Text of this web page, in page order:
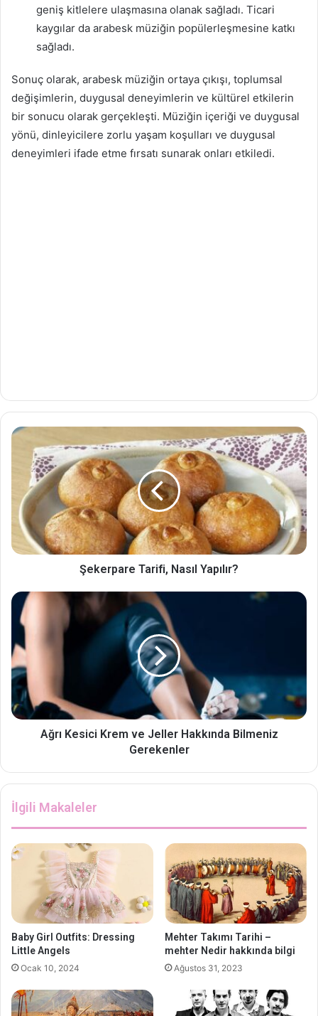
geniş kitlelere ulaşmasına olanak sağladı. Ticari
kaygılar da arabesk müziğin popülerleşmesine katkı
sağladı.
Sonuç olarak, arabesk müziğin ortaya çıkışı, toplumsal
değişimlerin, duygusal deneyimlerin ve kültürel etkilerin
bir sonucu olarak gerçekleşti. Müziğin içeriği ve duygusal
yönü, dinleyicilere zorlu yaşam koşulları ve duygusal
deneyimleri ifade etme fırsatı sunarak onları etkiledi.
Şekerpare Tarifi, Nasıl Yapılır?
Ağrı Kesici Krem ve Jeller Hakkında Bilmeniz
Gerekenler
İlgili Makaleler
Baby Girl Outfits: Dressing
Little Angels
Ocak 10, 2024
Mehter Takımı Tarihi –
mehter Nedir hakkında bilgi
Ağustos 31, 2023